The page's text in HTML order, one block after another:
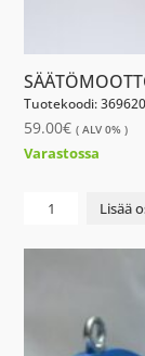
Tuotekoodi:
59.00€ ( ALV 0% )
Varastossa
SQN30.402
Lisää